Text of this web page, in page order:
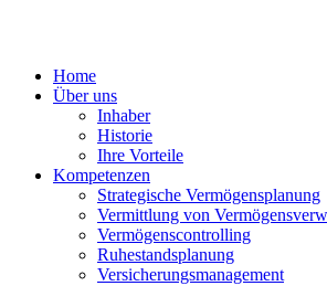
Home
Über uns
Inhaber
Historie
Ihre Vorteile
Kompetenzen
Strategische Vermögensplanung
Vermittlung von
Vermögenscontrolling
Ruhestandsplanung
Versicherungsmanagement